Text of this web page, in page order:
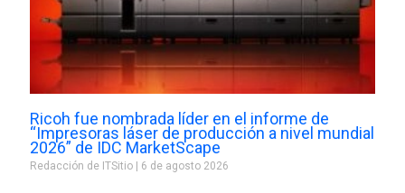
Ricoh fue nombrada líder en el informe de
“Impresoras láser de producción a nivel mundial
2026” de IDC MarketScape
Redacción de ITSitio 6 de agosto 2026